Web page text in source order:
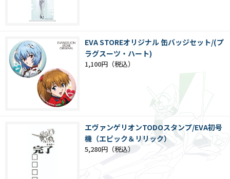
EVA STOREオリジナル 缶バッジセット/(プ
ラグスーツ・ハート)
1,100円
エヴァンゲリオンTODOスタンプ/EVA初号
機（エピック＆リリック）
5,280円